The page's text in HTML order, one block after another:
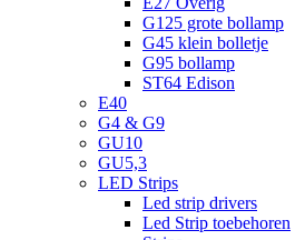
G125 grote bollamp
G45 klein bolletje
G95 bollamp
ST64 Edison
E40
G4 & G9
GU10
GU5,3
LED Strips
Led strip drivers
Led Strip toebehoren